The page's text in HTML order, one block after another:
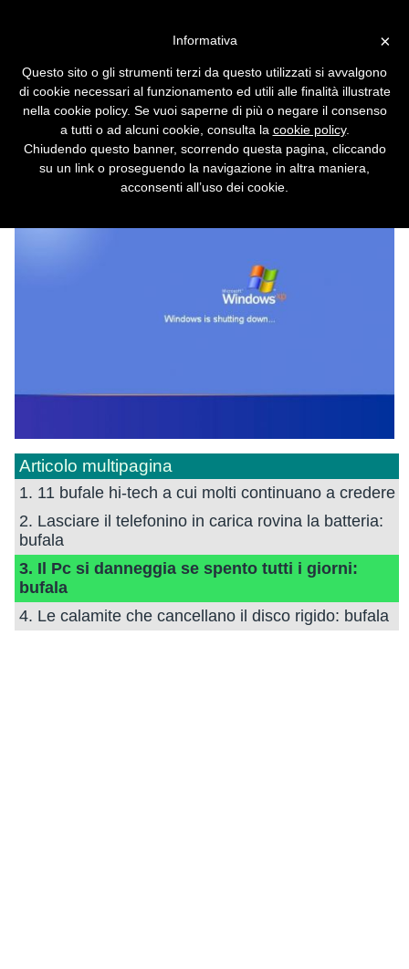
tutti i giorni: bufala
11 bufale hi-tech a cui molti continuano a
credere
Articolo multipagina
1. 11 bufale hi-tech a cui molti continuano a credere
2. Lasciare il telefonino in carica rovina la batteria:
bufala
3. Il Pc si danneggia se spento tutti i giorni:
bufala
4. Le calamite che cancellano il disco rigido: bufala
×
Informativa
Questo sito o gli strumenti terzi da questo utilizzati si avvalgono
di cookie necessari al funzionamento ed utili alle finalità illustrate
nella cookie policy. Se vuoi saperne di più o negare il consenso
a tutti o ad alcuni cookie, consulta la cookie policy.
Chiudendo questo banner, scorrendo questa pagina, cliccando
su un link o proseguendo la navigazione in altra maniera,
acconsenti all’uso dei cookie.